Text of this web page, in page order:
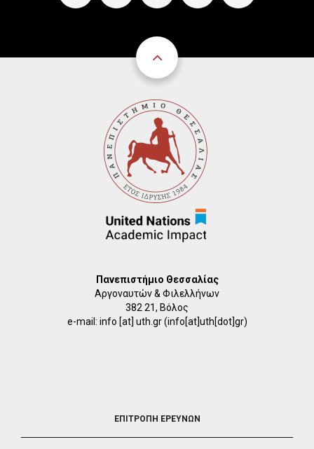
Πανεπιστήμιο Θεσσαλίας
Αργοναυτών & Φιλελλήνων
382 21, Βόλος
e-mail: info [at] uth.gr(info[at]uth[dot]gr)
ΕΠΙΤΡΟΠΗ ΕΡΕΥΝΩΝ